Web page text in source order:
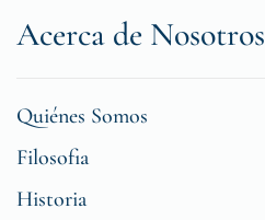
Acerca de Nosotros
Quiénes Somos
Filosofia
Historia